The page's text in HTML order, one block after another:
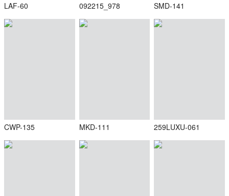
LAF-60 092215_978 SMD-141
CWP-135 MKD-111 259LUXU-061